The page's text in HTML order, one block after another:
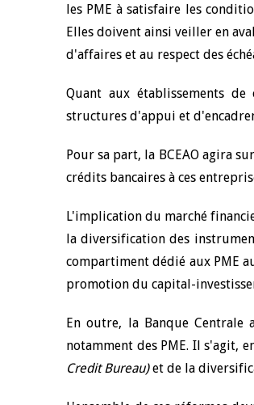
les PME à satisfaire les
Elles doivent ainsi veiller en
d'affaires et au respect des
Quant aux établissements
structures d'appui et
Pour sa part, la BCEAO agira
crédits bancaires à ces
L'implication du marché
la diversification des
compartiment dédié aux PME
promotion du capital-
En outre, la Banque Centrale
notamment des PME. Il s'agit,
Credit Bureau)et de la